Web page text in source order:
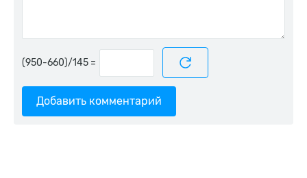
=
Добавить комментарий